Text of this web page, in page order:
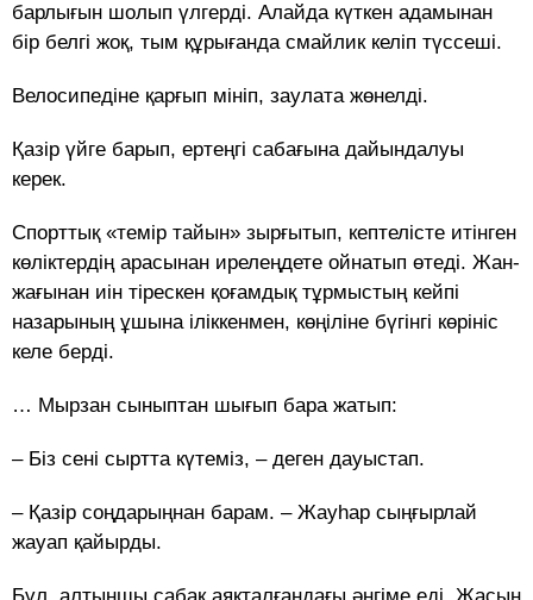
барлығын шолып үлгерді. Алайда күткен адамынан
бір белгі жоқ, тым құрығанда смайлик келіп түссеші.
Велосипедіне қарғып мініп, заулата жөнелді.
Қазір үйге барып, ертеңгі сабағына дайындалуы
керек.
Спорттық «темір тайын» зырғытып, кептелісте итінген
көліктердің арасынан ирелеңдете ойнатып өтеді. Жан-
жағынан иін тірескен қоғамдық тұрмыстың кейпі
назарының ұшына іліккенмен, көңіліне бүгінгі көрініс
келе берді.
… Мырзан сыныптан шығып бара жатып:
– Біз сені сыртта күтеміз, – деген дауыстап.
– Қазір соңдарыңнан барам. – Жауһар сыңғырлай
жауап қайырды.